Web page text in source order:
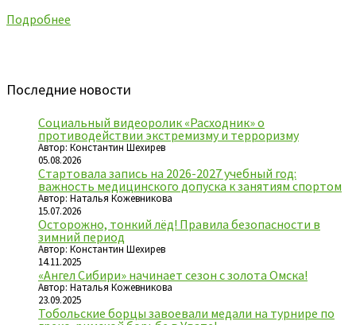
Подробнее
Последние новости
Социальный видеоролик «Расходник» о
противодействии экстремизму и терроризму
Автор: Константин Шехирев
05.08.2026
Стартовала запись на 2026-2027 учебный год:
важность медицинского допуска к занятиям спортом
Автор: Наталья Кожевникова
15.07.2026
Осторожно, тонкий лёд! Правила безопасности в
зимний период
Автор: Константин Шехирев
14.11.2025
«Ангел Сибири» начинает сезон с золота Омска!
Автор: Наталья Кожевникова
23.09.2025
Тобольские борцы завоевали медали на турнире по